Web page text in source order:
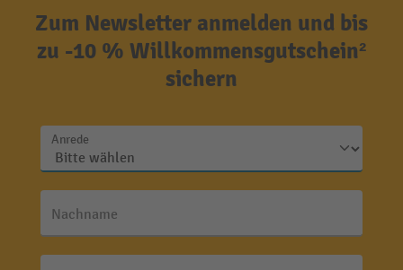
Zum Newsletter anmelden und bis
zu -10 % Willkommensgutschein²
sichern
Anrede
Nachname